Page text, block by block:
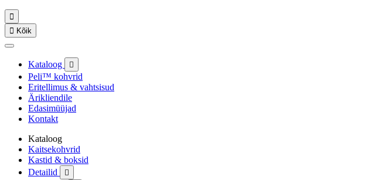

 Kõik
Kataloog 
Peli™ kohvrid
Eritellimus & vahtsisud
Ärikliendile
Edasimüüjad
Kontakt
Kataloog
Kaitsekohvrid
Kastid & boksid
Detailid
